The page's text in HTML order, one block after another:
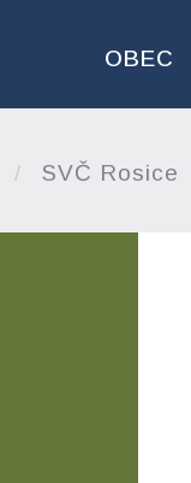
OBEC
SVČ Rosice